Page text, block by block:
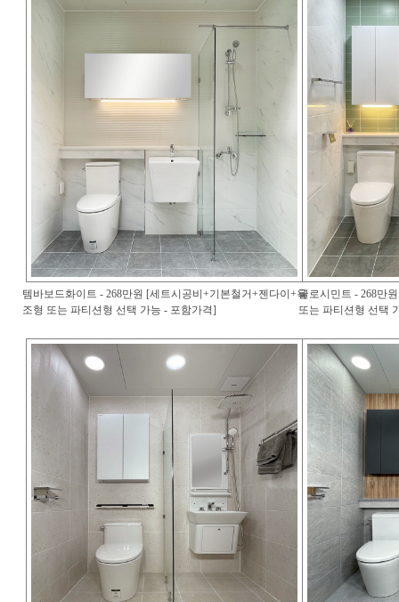
템바보드화이트 - 268만원 [세트시공비+기본철거+젠다이+욕
조형 또는 파티션형 선택 가능 - 포함가격]
글로시민트 - 268만
또는 파티션형 선택